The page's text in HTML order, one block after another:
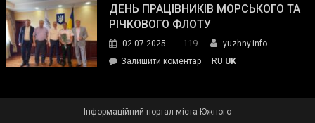
Південного
зустрілася
представниками
молодіжної
обговорювали
ДЕНЬ ПРАЦІВНИКІВ МОРСЬКОГО ТА
РІЧКОВОГО ФЛОТУ
02.07.2025 119
yuzhny.info
Залишити коментарon
RU UK
Інформаційний портал міста Южного